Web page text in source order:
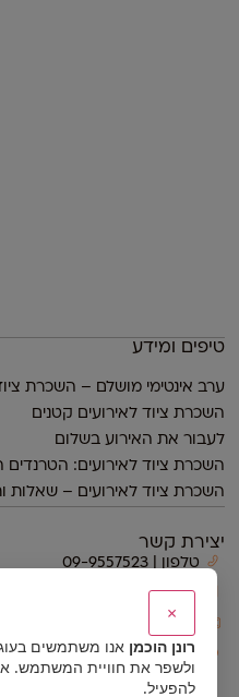
טיפים ומידע
ערב אינטימי מושלם – השכרת
השכרת ציוד לאירועים קטנים
לעבור את האירוע בשלום
השכרת ציוד לאירועים: הטרנדים
השכרת ציוד לאירועים – שאלות
יצירת קשר
טלפון | 09-9557523
נייד | 054-4423444
רחוב הכפר
(צמוד לגני תפוז) רשפון
×
רונן הוכמן אנו משתמשים
ולשפר את חוויית המשתמש.
להפעיל.